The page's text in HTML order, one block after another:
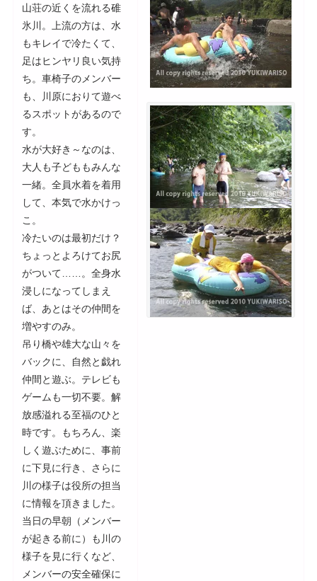
山荘の近くを流れる碓
氷川。上流の方は、水
もキレイで冷たくて、
足はヒンヤリ良い気持
ち。車椅子のメンバー
も、川原におりて遊べ
るスポットがあるので
す。
水が大好き～なのは、
大人も子どももみんな
一緒。全員水着を着用
して、本気で水かけっ
こ。
冷たいのは最初だけ？
ちょっとよろけてお尻
がついて……。全身水
浸しになってしまえ
ば、あとはその仲間を
増やすのみ。
吊り橋や雄大な山々を
バックに、自然と戯れ
仲間と遊ぶ。テレビも
ゲームも一切不要。解
放感溢れる至福のひと
時です。もちろん、楽
しく遊ぶために、事前
に下見に行き、さらに
川の様子は役所の担当
に情報を頂きました。
当日の早朝（メンバー
が起きる前に）も川の
様子を見に行くなど、
メンバーの安全確保に